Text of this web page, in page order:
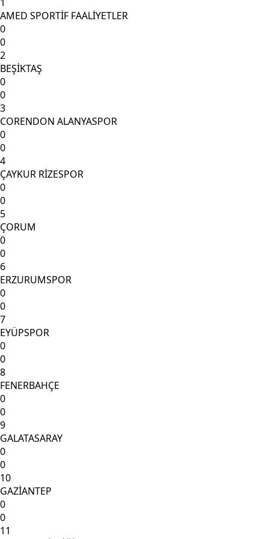
AMED SPORTİF FAALİYETLER
0
0
2
BEŞİKTAŞ
0
0
3
CORENDON ALANYASPOR
0
0
4
ÇAYKUR RİZESPOR
0
0
5
ÇORUM
0
0
6
ERZURUMSPOR
0
0
7
EYÜPSPOR
0
0
8
FENERBAHÇE
0
0
9
GALATASARAY
0
0
10
GAZİANTEP
0
0
11